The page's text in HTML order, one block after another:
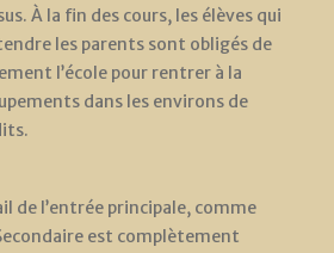
À la fin des cours, les élèves qui
les parents sont obligés de
l’école pour rentrer à la
dans les environs de
de l’entrée principale, comme
est complètement